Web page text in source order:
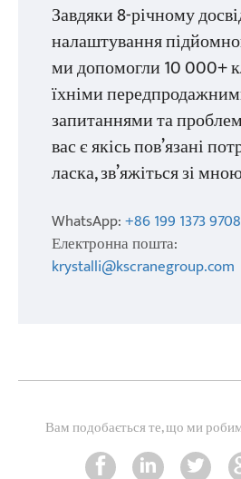
Завдяки 8-річному
налаштування
ми допомогли 10 000+
їхніми
запитаннями та
вас є якісь пов’язані
ласка, зв’яжіться зі
WhatsApp:+86 199 1373 9708
Електронна пошта:
krystalli@kscranegroup.com
Вам подобається те, що ми